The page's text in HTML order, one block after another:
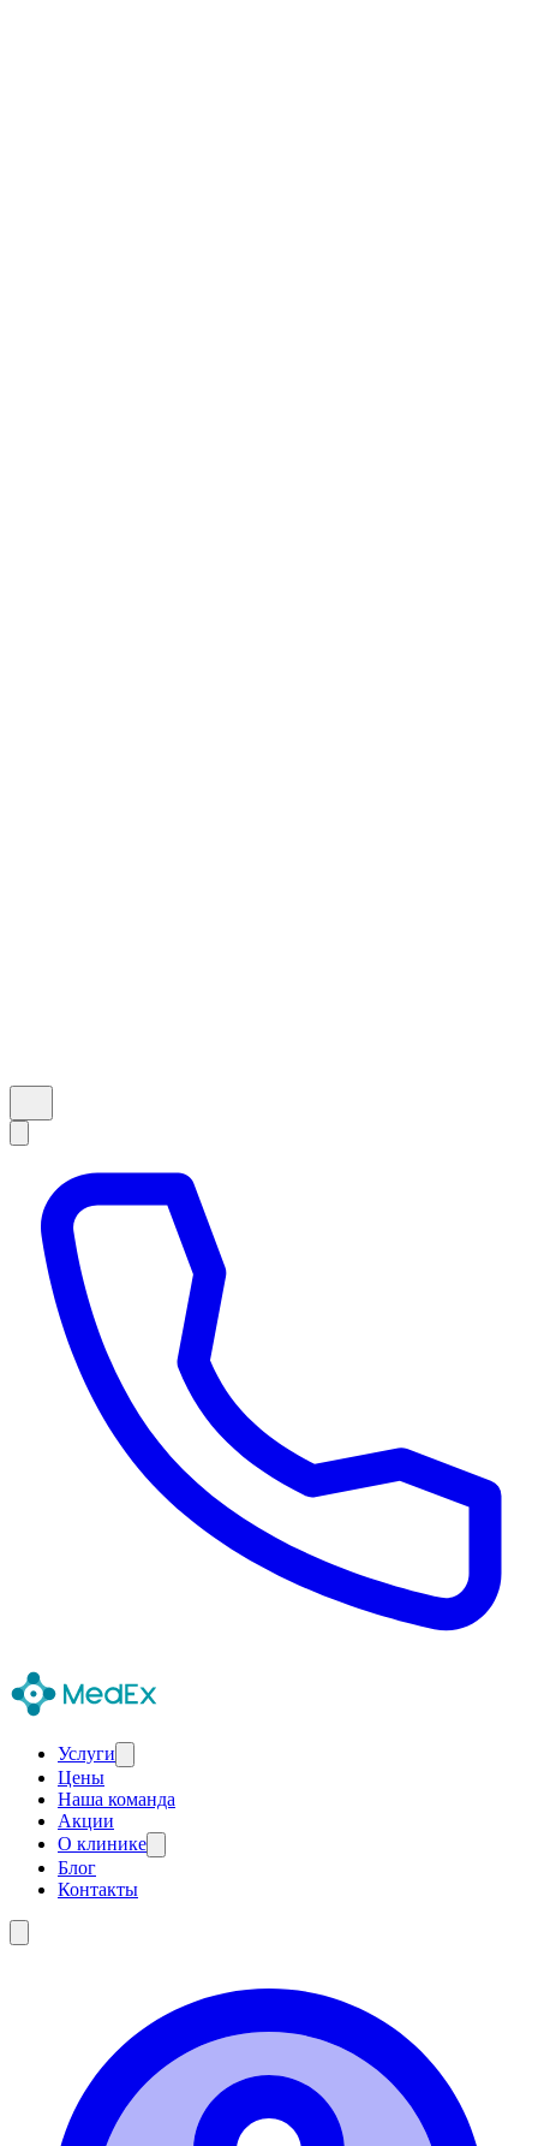
Услуги
Цены
Наша команда
Акции
О клинике
Блог
Контакты